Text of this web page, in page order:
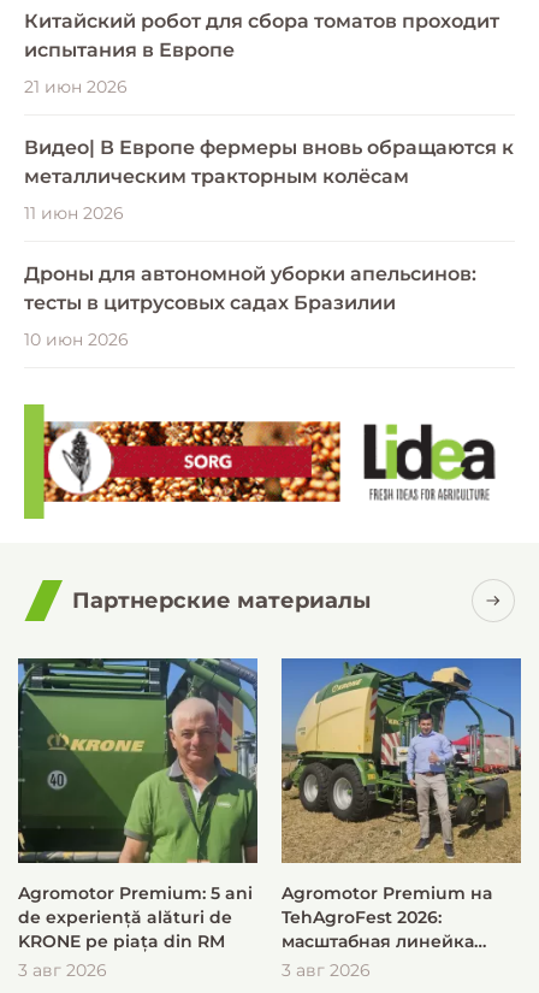
Китайский робот для сбора томатов проходит
испытания в Европе
21 июн 2026
Видео| В Европе фермеры вновь обращаются к
металлическим тракторным колёсам
11 июн 2026
Дроны для автономной уборки апельсинов:
тесты в цитрусовых садах Бразилии
10 июн 2026
Партнерские материалы
Agromotor Premium: 5 ani
de experiență alături de
KRONE pe piața din RM
3 авг 2026
Agromotor Premium на
TehAgroFest 2026:
масштабная линейка
KRONE для быстрой и
3 авг 2026